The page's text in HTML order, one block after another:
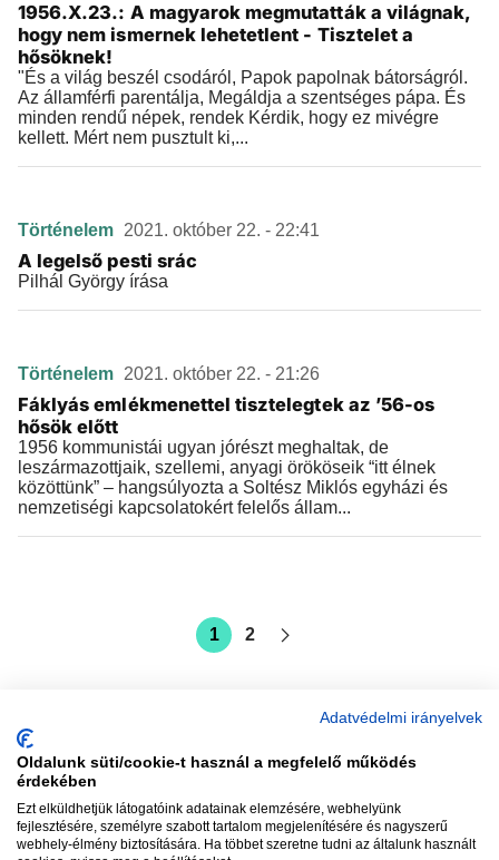
1956.X.23.: A magyarok megmutatták a világnak,
hogy nem ismernek lehetetlent - Tisztelet a
hősöknek!
"És a világ beszél csodáról, Papok papolnak bátorságról.
Az államférfi parentálja, Megáldja a szentséges pápa. És
minden rendű népek, rendek Kérdik, hogy ez mivégre
kellett. Mért nem pusztult ki,...
Történelem 2021. október 22. - 22:41
A legelső pesti srác
Pilhál György írása
Történelem 2021. október 22. - 21:26
Fáklyás emlékmenettel tisztelegtek az ’56-os
hősök előtt
1956 kommunistái ugyan jórészt meghaltak, de
leszármazottjaik, szellemi, anyagi örököseik “itt élnek
közöttünk” – hangsúlyozta a Soltész Miklós egyházi és
nemzetiségi kapcsolatokért felelős állam...
1 2
Szerkesztőség:szerk@vadhajtasok.hu
Adatvédelmi irányelvek
Oldalunk süti/cookie-t használ a megfelelő működés
érdekében
Ezt elküldhetjük látogatóink adatainak elemzésére, webhelyünk
fejlesztésére, személyre szabott tartalom megjelenítésére és nagyszerű
webhely-élmény biztosítására. Ha többet szeretne tudni az általunk használt